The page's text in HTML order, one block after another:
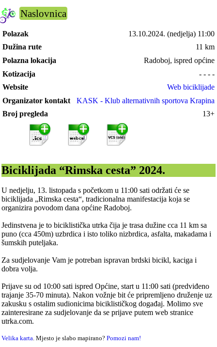
Naslovnica
Polazak 13.10.2024. (nedjelja) 11:00
Dužina rute
11 km
Polazna lokacija
Radoboj, ispred općine
Kotizacija
- - - -
Website
Web biciklijade
Organizator kontakt
KASK - Klub alternativnih sportova Krapina
Broj pregleda
13+
Biciklijada “Rimska cesta” 2024.
U nedjelju, 13. listopada s početkom u 11:00 sati održati će se
biciklijada „Rimska cesta“, tradicionalna manifestacija koja se
organizira povodom dana općine Radoboj.
Jedinstvena je to biciklistička utrka čija je trasa dužine cca 11 km sa
puno (cca 450m) uzbrdica i isto toliko nizbrdica, asfalta, makadama i
šumskih puteljaka.
Za sudjelovanje Vam je potreban ispravan brdski bicikl, kaciga i
dobra volja.
Prijave su od 10:00 sati ispred Općine, start u 11:00 sati (predviđeno
trajanje 35-70 minuta). Nakon vožnje bit će pripremljeno druženje uz
zakusku s ostalim sudionicima biciklističkog događaj. Molimo sve
zainteresirane za sudjelovanje da se prijave putem web stranice
utrka.com.
Velika karta. Mjesto je slabo mapirano?Pomozi nam!